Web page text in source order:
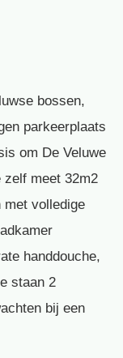
bossen,
parkeerplaats
om De Veluwe
zelf meet 32m2
met volledige
handdouche,
staan 2
bij een